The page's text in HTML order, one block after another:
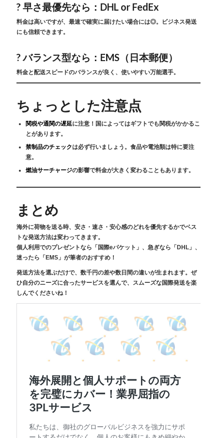
? 早さ最優先なら： DHL or FedEx
料金は高いですが、最速で確実に届けたい場合には◎。ビジネス発送
にも信頼できます。
? バランス型なら： EMS（日本郵便）
料金と配送スピードのバランスが良く、使いやすい万能選手。
ちょっとした注意点
関税や通関の遅延に注意！国によってはギフトでも関税がかかるこ
とがあります。
禁制品のチェックは必ず行いましょう。食品や電池類は特に要注
意。
燃油サーチャージの影響で料金が大きく変わることもあります。
まとめ
海外に荷物を送る時、安さ・速さ・安心感のどれを優先するかでベス
トな発送方法は変わってきます。
個人利用でのプレゼントなら「国際eパケット」、急ぎなら「DHL」、
迷ったら「EMS」が筆者のおすすめ！
発送方法を選ぶだけで、数千円の差や数日間の違いが生まれます。ぜ
ひ自分のニーズに合ったサービスを選んで、スムーズな国際発送を楽
しんでくださいね！